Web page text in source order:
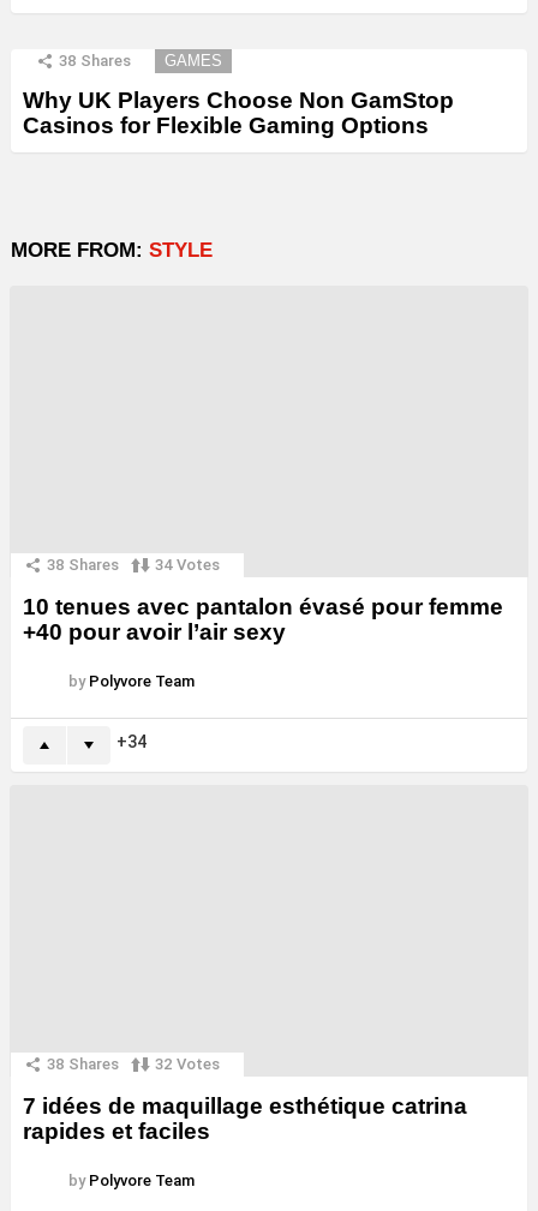
38 Shares GAMES
Why UK Players Choose Non GamStop
Casinos for Flexible Gaming Options
MORE FROM: STYLE
38 Shares 34 Votes
10 tenues avec pantalon évasé pour femme
+40 pour avoir l’air sexy
by Polyvore Team
34
38 Shares 32 Votes
7 idées de maquillage esthétique catrina
rapides et faciles
by Polyvore Team